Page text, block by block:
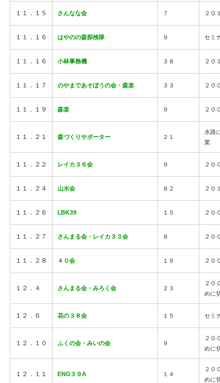
１１．１５ さんなな会 ７ ２０
１１．１６ はやのの森探検隊 ９ セミ
１１．１６ 小林事務機 ３８ ２０
１１．１７ のやまであそぼうの会・森楽 ３３ ２０
１１．１９ 森楽 ９ ２０
１１．２１ 森づくりサポーター ２１
水路
業
１１．２２ レイカ３６会 ９ ２０
１１．２４ 山水会 ８２ ２０
１１．２６ LBK39 １５ ２０
１１．２７ さんまる会・レイカ３３会 ８ ２０
１１．２８ ４０会 １９ ２０
１２．４ さんまる会・みろく会 ２３
２０
めに
１２．６ 花の３８会 １５ セミ
１２．１０ ふくの会・みいの会 ９
２０
めに
１２．１１ ENG３９A １４
２０
めに